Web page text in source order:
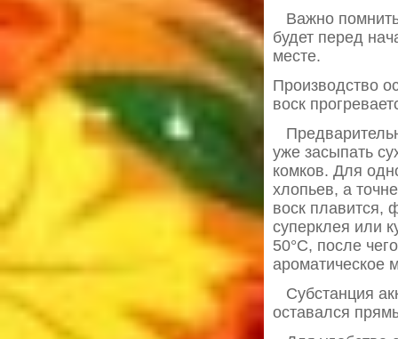
Важно
будет перед
месте.
Производство
воск
уже засыпать
комков. Для
хлопьев, а
воск плавится,
суперклея или
50°С, после
ароматическое
Субстанция
оставался